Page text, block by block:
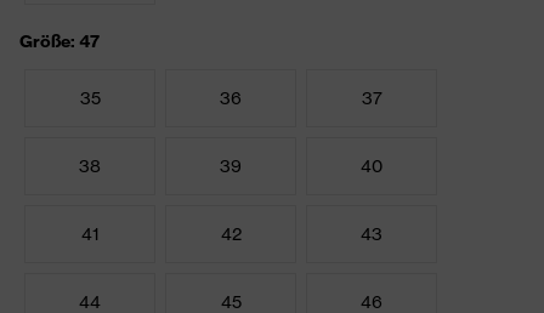
Größe: 47
35 36 37
38 39 40
41 42 43
44 45 46